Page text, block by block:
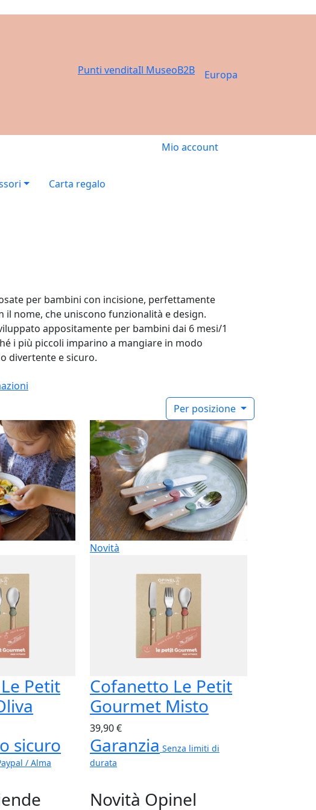
Punti venditaIl MuseoB2B Europa
Mio account
Carta regalo
per bambini con incisione, perfettamente
il nome, che uniscono funzionalità e design.
appositamente per bambini dai 6 mesi/1
i più piccoli imparino a mangiare in modo
divertente e sicuro.
Per posizione
Petit
Novità
Cofanetto Le Petit
Gourmet Misto
39,90 €
sicuro
/ Alma
Garanzia Senza limiti di
durata
Novità Opinel